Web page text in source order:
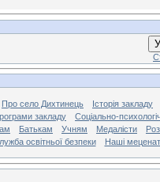
Про село Дихтинець
Історія закладу
закладу
Соціально-
Батькам Учням Медалісти
освітньої безпеки
Наші